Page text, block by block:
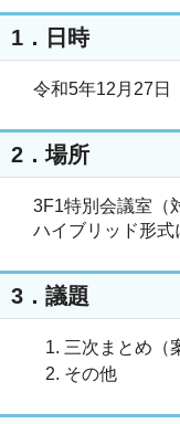
1．日時
令和5年12月27日
2．場所
3F1特別会議室（
ハイブリッド形式
3．議題
三次まとめ（
その他